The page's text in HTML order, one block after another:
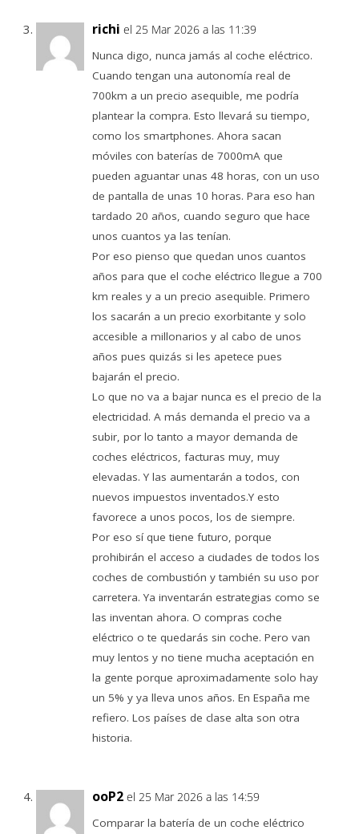
richi el 25 Mar 2026 a las 11:39
Nunca digo, nunca jamás al coche eléctrico.
Cuando tengan una autonomía real de
700km a un precio asequible, me podría
plantear la compra. Esto llevará su tiempo,
como los smartphones. Ahora sacan
móviles con baterías de 7000mA que
pueden aguantar unas 48 horas, con un uso
de pantalla de unas 10 horas. Para eso han
tardado 20 años, cuando seguro que hace
unos cuantos ya las tenían.
Por eso pienso que quedan unos cuantos
años para que el coche eléctrico llegue a 700
km reales y a un precio asequible. Primero
los sacarán a un precio exorbitante y solo
accesible a millonarios y al cabo de unos
años pues quizás si les apetece pues
bajarán el precio.
Lo que no va a bajar nunca es el precio de la
electricidad. A más demanda el precio va a
subir, por lo tanto a mayor demanda de
coches eléctricos, facturas muy, muy
elevadas. Y las aumentarán a todos, con
nuevos impuestos inventados.Y esto
favorece a unos pocos, los de siempre.
Por eso sí que tiene futuro, porque
prohibirán el acceso a ciudades de todos los
coches de combustión y también su uso por
carretera. Ya inventarán estrategias como se
las inventan ahora. O compras coche
eléctrico o te quedarás sin coche. Pero van
muy lentos y no tiene mucha aceptación en
la gente porque aproximadamente solo hay
un 5% y ya lleva unos años. En España me
refiero. Los países de clase alta son otra
historia.
ooP2 el 25 Mar 2026 a las 14:59
Comparar la batería de un coche eléctrico